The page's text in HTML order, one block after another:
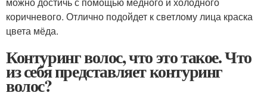
коричневого. Отлично подойдет к светлому лица краска
цвета мёда.
Контуринг волос, что это такое. Что
из себя представляет контуринг
волос?